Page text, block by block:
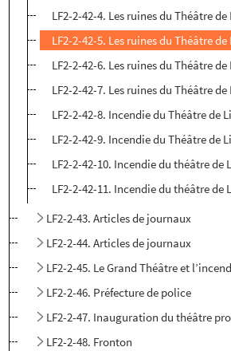
LF2-2-42-4. Les ruines du Théâtre
LF2-2-42-5. Les ruines du Théâtre
LF2-2-42-6. Les ruines du Théâtre
LF2-2-42-7. Les ruines du Théâtre
LF2-2-42-8. Incendie du Théâtre de
LF2-2-42-9. Incendie du Théâtre de
LF2-2-42-10. Incendie du théâtre de
LF2-2-42-11. Incendie du théâtre de
LF2-2-43. Articles de journaux
LF2-2-44. Articles de journaux
LF2-2-45. Le Grand Théâtre et
LF2-2-46. Préfecture de police
LF2-2-47. Inauguration du théâtre
LF2-2-48. Fronton